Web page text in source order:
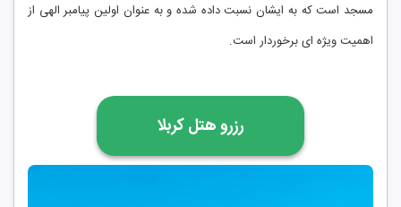
مسجد است که به ایشان نسبت داده شده و به عنوان اولین پیامبر الهی از
اهمیت ویژه ای برخوردار است.
رزرو هتل کربلا